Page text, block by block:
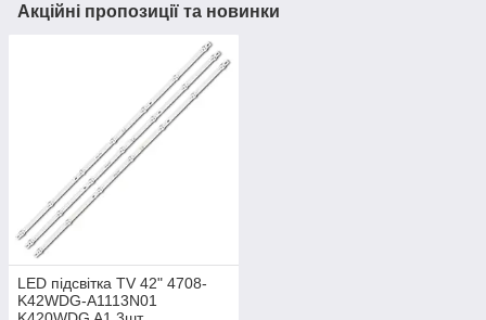
Акційні пропозиції та новинки
LED підсвітка TV 42" 4708-
K42WDG-A1113N01